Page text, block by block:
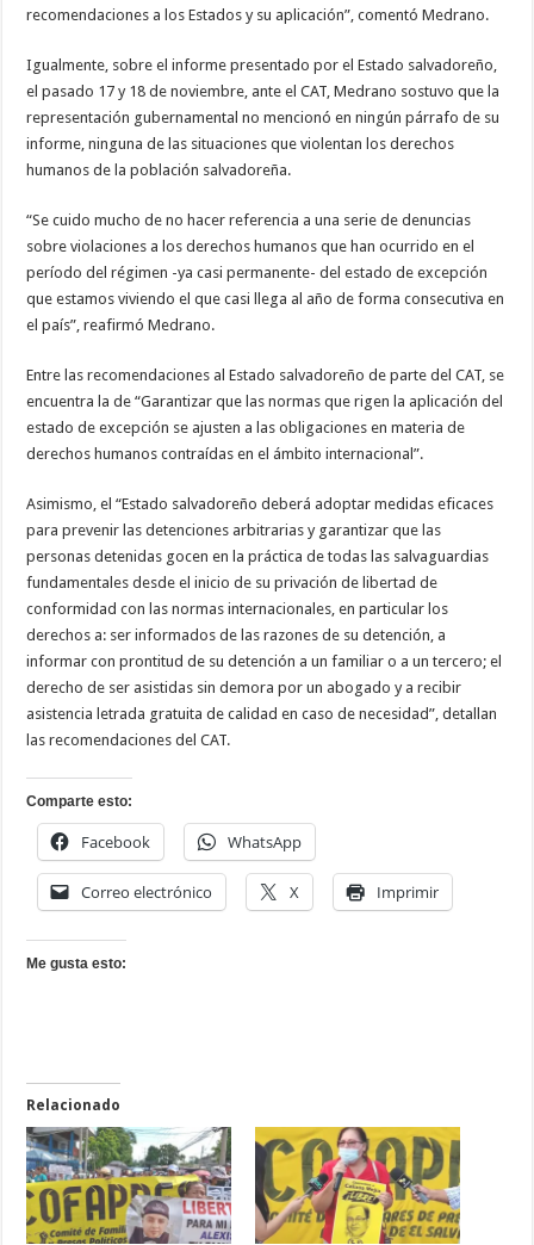
recomendaciones a los Estados y su aplicación”, comentó Medrano.
Igualmente, sobre el informe presentado por el Estado salvadoreño,
el pasado 17 y 18 de noviembre, ante el CAT, Medrano sostuvo que la
representación gubernamental no mencionó en ningún párrafo de su
informe, ninguna de las situaciones que violentan los derechos
humanos de la población salvadoreña.
“Se cuido mucho de no hacer referencia a una serie de denuncias
sobre violaciones a los derechos humanos que han ocurrido en el
período del régimen -ya casi permanente- del estado de excepción
que estamos viviendo el que casi llega al año de forma consecutiva en
el país”, reafirmó Medrano.
Entre las recomendaciones al Estado salvadoreño de parte del CAT, se
encuentra la de “Garantizar que las normas que rigen la aplicación del
estado de excepción se ajusten a las obligaciones en materia de
derechos humanos contraídas en el ámbito internacional”.
Asimismo, el “Estado salvadoreño deberá adoptar medidas eficaces
para prevenir las detenciones arbitrarias y garantizar que las
personas detenidas gocen en la práctica de todas las salvaguardias
fundamentales desde el inicio de su privación de libertad de
conformidad con las normas internacionales, en particular los
derechos a: ser informados de las razones de su detención, a
informar con prontitud de su detención a un familiar o a un tercero; el
derecho de ser asistidas sin demora por un abogado y a recibir
asistencia letrada gratuita de calidad en caso de necesidad”, detallan
las recomendaciones del CAT.
Comparte esto:
Facebook WhatsApp
Correo electrónico X Imprimir
Me gusta esto:
Relacionado